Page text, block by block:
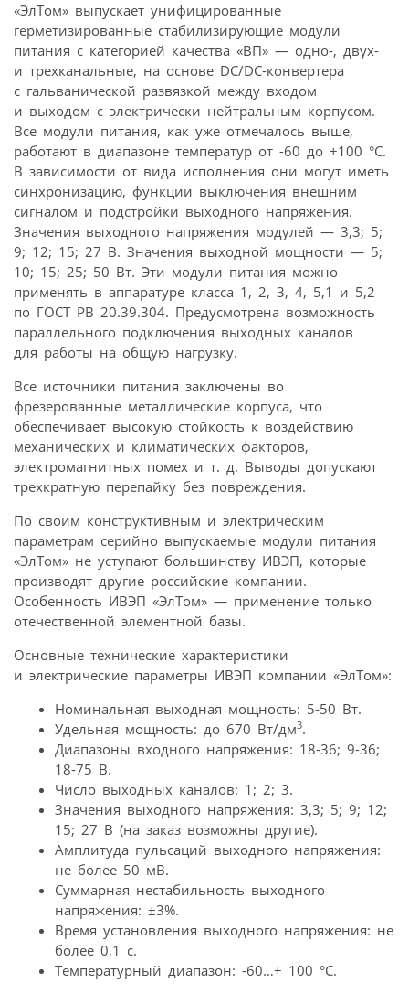
«ЭлТом» выпускает унифицированные
герметизированные стабилизирующие модули
питания с категорией качества «ВП» — одно-, двух-
и трехканальные, на основе DC/DC-конвертера
с гальванической развязкой между входом
и выходом с электрически нейтральным корпусом.
Все модули питания, как уже отмечалось выше,
работают в диапазоне температур от -60 до +100 °C.
В зависимости от вида исполнения они могут иметь
синхронизацию, функции выключения внешним
сигналом и подстройки выходного напряжения.
Значения выходного напряжения модулей — 3,3; 5;
9; 12; 15; 27 В. Значения выходной мощности — 5;
10; 15; 25; 50 Вт. Эти модули питания можно
применять в аппаратуре класса 1, 2, 3, 4, 5,1 и 5,2
по ГОСТ РВ 20.39.304. Предусмотрена возможность
параллельного подключения выходных каналов
для работы на общую нагрузку.
Все источники питания заключены во
фрезерованные металлические корпуса, что
обеспечивает высокую стойкость к воздействию
механических и климатических факторов,
электромагнитных помех и т. д. Выводы допускают
трехкратную перепайку без повреждения.
По своим конструктивным и электрическим
параметрам серийно выпускаемые модули питания
«ЭлТом» не уступают большинству ИВЭП, которые
производят другие российские компании.
Особенность ИВЭП «ЭлТом» — применение только
отечественной элементной базы.
Основные технические характеристики
и электрические параметры ИВЭП компании «ЭлТом»:
Номинальная выходная мощность: 5-50 Вт.
Удельная мощность: до 670 Вт/дм3.
Диапазоны входного напряжения: 18-36; 9-36;
18-75 В.
Число выходных каналов: 1; 2; 3.
Значения выходного напряжения: 3,3; 5; 9; 12;
15; 27 В (на заказ возможны другие).
Амплитуда пульсаций выходного напряжения:
не более 50 мВ.
Суммарная нестабильность выходного
напряжения: ±3%.
Время установления выходного напряжения: не
более 0,1 с.
Температурный диапазон: -60…+ 100 °C.